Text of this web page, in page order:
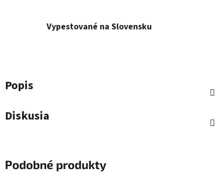
Vypestované na Slovensku
Popis
Diskusia
Podobné produkty